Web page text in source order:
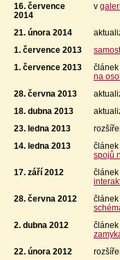
16. července
2014
v
21. února 2014
1. července 2013
1. července 2013
článek
na
28. června 2013
18. dubna 2013
23. ledna 2013
14. ledna 2013
článek
spojů
17. září 2012
článek
28. června 2012
článek
2. dubna 2012
článek
22. února 2012